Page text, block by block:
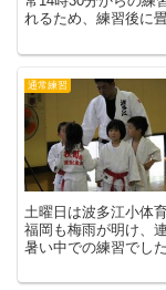
れるため、練習後に
通常練習
土曜日は波多江小体育館で通常
福岡も梅雨が明け、連日猛暑
暑い中での練習でした。 暑さで子どもたちの集中力も途